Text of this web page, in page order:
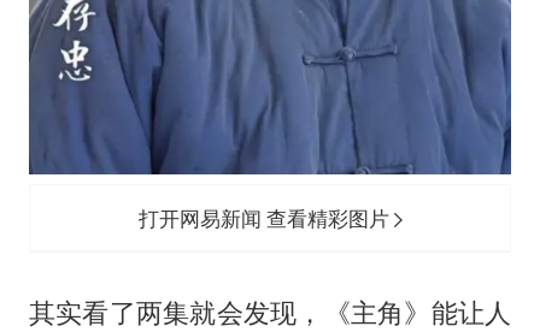
打开网易新闻 查看精彩图片
其实看了两集就会发现，《主角》能让人